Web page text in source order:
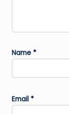
Name *
Email *